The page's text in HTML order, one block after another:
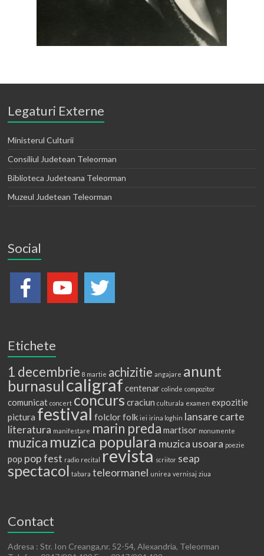
Legaturi Externe
Ministerul Culturii
Consiliul Judetean Teleorman
Biblioteca Judeteana Teleorman
Muzeul Judetean Teleorman
Social
Etichete
1 decembrie 8 martie achizitie angajare anunt
burnasulcaligraf centenar colinde compozitor
comunicat concert concurs craciun culturala examen expozitie
pictura festival folclorfolk iei irina loghin lansare carte
literatura manifestare marin preda martisor monumente
muzica muzica populara muzica usoara poezie
pop pop fest radio recital revista scriitor seap
spectacol tabara teleormanel unirea vernisaj ziua
Contact
Adresa : Str. Ion Creanga,nr. 52-54, Alexandria, Teleorman